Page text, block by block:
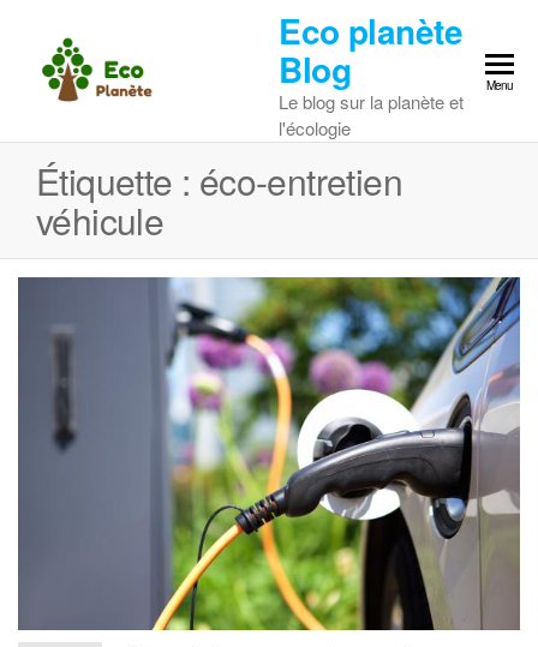
content
Eco planète
Blog
Le blog sur la planète et
l'écologie
Menu
Étiquette : éco-entretien
véhicule